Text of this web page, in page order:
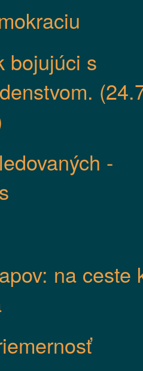
bojujúci s
-
na ceste